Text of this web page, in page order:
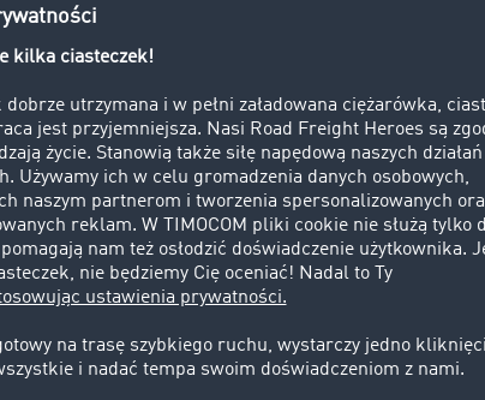
się kontrola ITD?
przeprowadzona przy każdym wykonywanym
na trasie, jak i w siedzibie firmy. Inspektor ITD
na drodze publicznej, parkingu przy trasie, w
punktach poboru opłat. Jeśli chodzi o siedzibę
kątem prowadzenia dokumentacji firmowej oraz
Warto wiedzieć, że inspekcja ma prawo do kontroli
firmie,bez potrzeby zatrzymywania pojazdu.
kontroli ITD?
w siedzibie firmy lub jej bazie, inspektorzy zwykle